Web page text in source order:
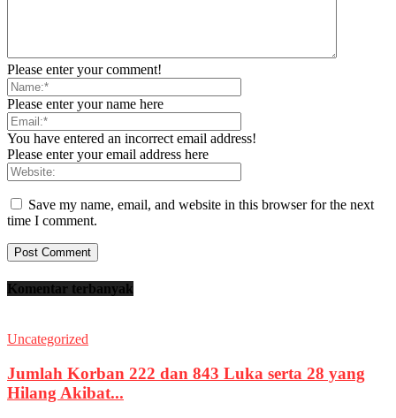
Please enter your comment!
Please enter your name here
You have entered an incorrect email address!
Please enter your email address here
Save my name, email, and website in this browser for the next
time I comment.
Komentar terbanyak
Uncategorized
Jumlah Korban 222 dan 843 Luka serta 28 yang
Hilang Akibat...